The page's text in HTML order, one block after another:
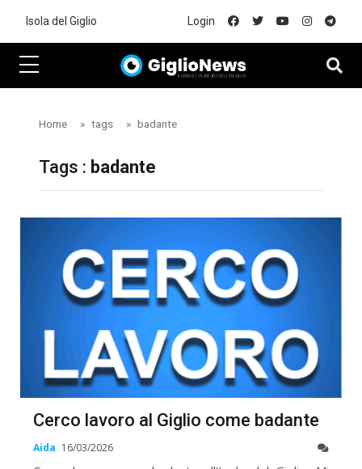
Isola del Giglio Login
Home tags badante
Tags : badante
Cerco lavoro al Giglio come badante
Aida 16/03/2026